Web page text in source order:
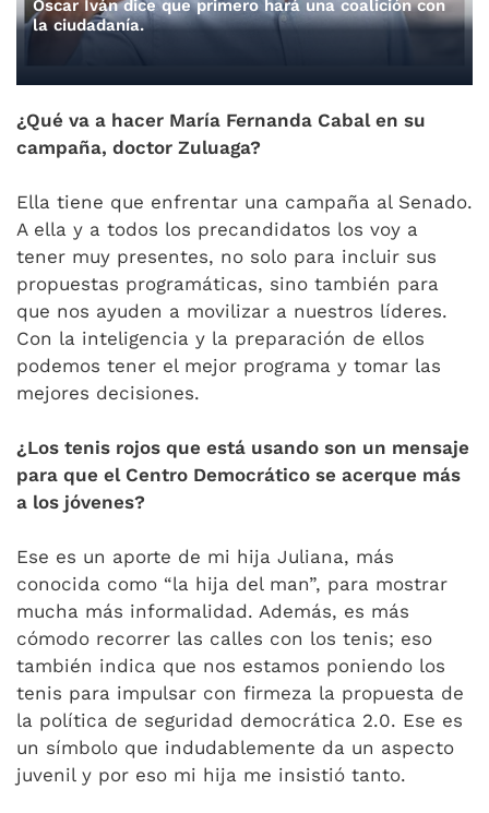
Óscar Iván dice que primero hará una coalición con
la ciudadanía.
¿Qué va a hacer María Fernanda Cabal en su
campaña, doctor Zuluaga?
Ella tiene que enfrentar una campaña al Senado.
A ella y a todos los precandidatos los voy a
tener muy presentes, no solo para incluir sus
propuestas programáticas, sino también para
que nos ayuden a movilizar a nuestros líderes.
Con la inteligencia y la preparación de ellos
podemos tener el mejor programa y tomar las
mejores decisiones.
¿Los tenis rojos que está usando son un mensaje
para que el Centro Democrático se acerque más
a los jóvenes?
Ese es un aporte de mi hija Juliana, más
conocida como “la hija del man”, para mostrar
mucha más informalidad. Además, es más
cómodo recorrer las calles con los tenis; eso
también indica que nos estamos poniendo los
tenis para impulsar con firmeza la propuesta de
la política de seguridad democrática 2.0. Ese es
un símbolo que indudablemente da un aspecto
juvenil y por eso mi hija me insistió tanto.